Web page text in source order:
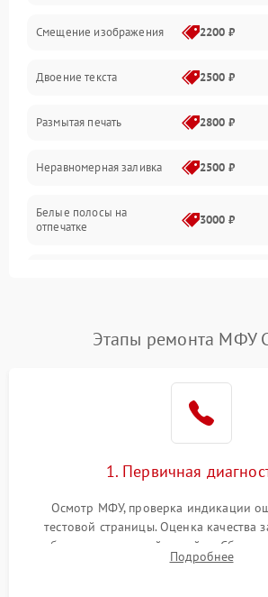
Механика и узлы
Программные сбои
Подключение и интерфейсы
Дисплей и органы управления
Изображение
Смещение изображения 2200 ₽
Двоение текста 2500 ₽
Размытая печать 2800 ₽
Неравномерная заливка 2500 ₽
Белые полосы на
отпечатке
3000 ₽
Этапы ремонта МФУ
1. Первичная
Осмотр МФУ, проверка индикации
тестовой страницы. Оценка качества
работы сканирующей линейки. Сбор
дефектах изображения или посторонних
Подробнее